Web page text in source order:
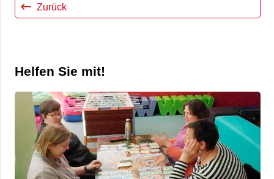
Zurück
Helfen Sie mit!